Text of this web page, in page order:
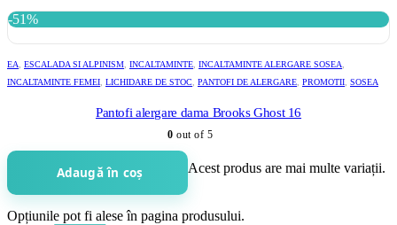
-51%
EA ESCALADA SI ALPINISM INCALTAMINTE INCALTAMINTE ALERGARE SOSEA
INCALTAMINTE FEMEI LICHIDARE DE STOC PANTOFI DE ALERGARE PROMOTII SOSEA
Pantofi alergare dama Brooks Ghost 16
0 out of 5
Adaugă în coș Acest produs are mai multe variații.
Opțiunile pot fi alese în pagina produsului.